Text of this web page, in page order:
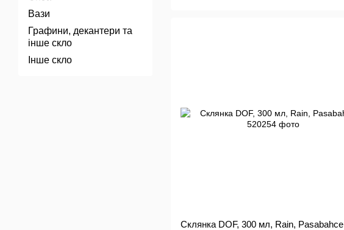
Склянка DOF, 300 мл, Rain, Pasabahce
Вази
Графини, декантери та
інше скло
Інше скло